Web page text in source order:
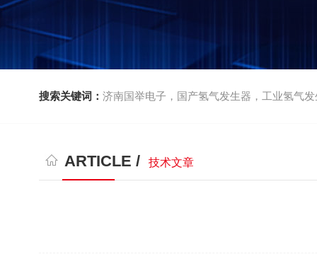
搜索关键词： 济南国举电子，国产氢气发生器，工业氢气
ARTICLE / 技术文章